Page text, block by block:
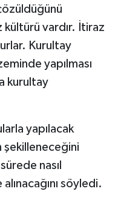
vardır. İtiraz
Kurultay
yapılması
kurultay
yapılacak
şekilleneceğini
nasıl
söyledi.